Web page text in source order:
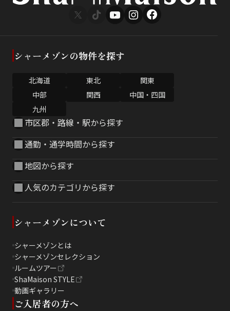
シャーメゾンの物件を探す
北海道 東北
関東
中部
関西
中国・四国
九州
市区郡・路線・駅から探す
通勤・通学時間から探す
地図から探す
人気のカテゴリから探す
シャーメゾンについて
シャーメゾンとは
シャーメゾンセレクション
ルームツアー
ShaMaison STYLE
動画ギャラリー
ご入居者の方へ